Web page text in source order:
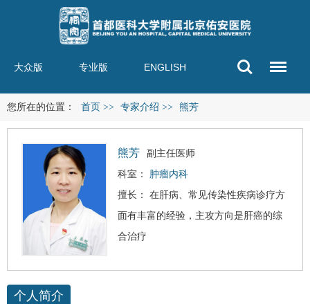
大众版 专业版 ENGLISH
您所在的位置： 首页 >> 专家介绍 >> 熊芳
熊芳
副主任医师
科室： 肿瘤内科
擅长： 在肝病、常见传染性疾病诊疗方
面有丰富的经验，主攻方向是肝癌的综
合治疗
个人简介